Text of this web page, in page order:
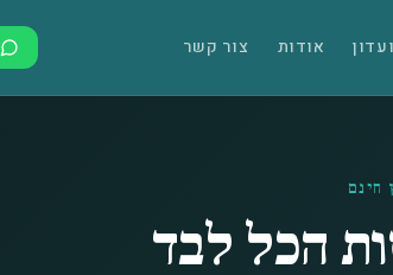
אודות צור קשר
הכל לבד